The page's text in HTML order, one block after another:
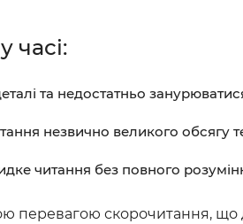
часі:
та недостатньо
незвично великого обсягу
читання без повного
перевагою скорочитання,